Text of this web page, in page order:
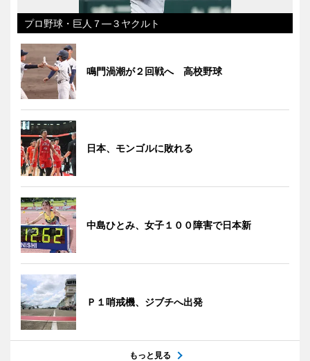
プロ野球・巨人７―３ヤクルト
鳴門渦潮が２回戦へ 高校野球
日本、モンゴルに敗れる
中島ひとみ、女子１００障害で日本新
Ｐ１哨戒機、ジブチへ出発
もっと見る